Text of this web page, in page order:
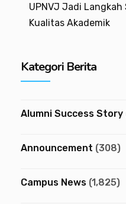
UPNVJ Jadi
Kualitas Akademik
Kategori Berita
Alumni Success Story
Announcement (308)
Campus News (1,825)